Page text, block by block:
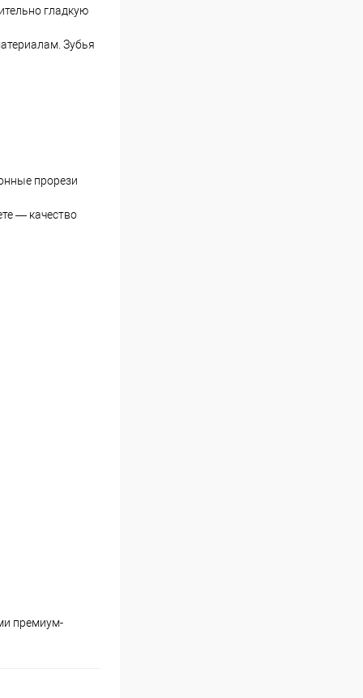
гладкую
Зубья
прорези
— качество
премиум-